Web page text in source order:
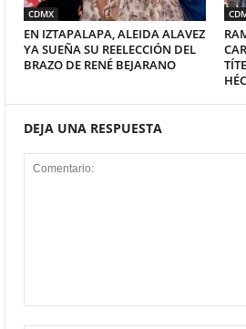
CDMX
EN IZTAPALAPA, ALEIDA ALAVEZ
YA SUEÑA SU REELECCIÓN DEL
BRAZO DE RENÉ BEJARANO
DEJA UNA RESPUESTA